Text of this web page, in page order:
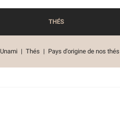
THÉS
Unami Thés Pays d'origine de nos thés